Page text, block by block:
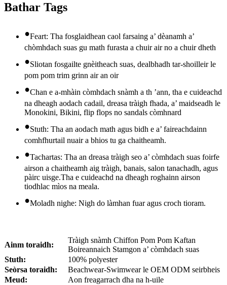
Bathar Tags
•Feart: Tha fosglaidhean caol farsaing a’ dèanamh a’
chòmhdach suas gu math furasta a chuir air no a chuir dheth
•Sliotan fosgailte gnèitheach suas, dealbhadh tar-shoilleir le
pom pom trim grinn air an oir
•Chan e a-mhàin còmhdach snàmh a th ’ann, tha e cuideachd
na dheagh aodach cadail, dreasa tràigh fhada, a’ maidseadh le
Monokini, Bikini, flip flops no sandals còmhnard
•Stuth: Tha an aodach math agus bidh e a’ faireachdainn
comhfhurtail nuair a bhios tu ga chaitheamh.
•Tachartas: Tha an dreasa tràigh seo a’ còmhdach suas foirfe
airson a chaitheamh aig tràigh, banais, salon tanachadh, agus
pàirc uisge.Tha e cuideachd na dheagh roghainn airson
tiodhlac mìos na meala.
•Moladh nighe: Nigh do làmhan fuar agus croch tioram.
Ainm toraidh:
Tràigh snàmh Chiffon Pom Pom Kaftan
Boireannaich Stamgon a’ còmhdach suas
Stuth:
100% polyester
Seòrsa toraidh:
Beachwear-Swimwear le OEM ODM seirbheis
Meud:
Aon freagarrach dha na h-uile